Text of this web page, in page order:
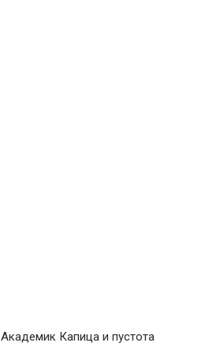
Академик Капица и пустота